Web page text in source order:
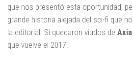
que nos presentó esta oportunidad,
grande historia alejada del sci-fi que
la editorial. Si quedaron viudos de Axia
que vuelve el 2017.